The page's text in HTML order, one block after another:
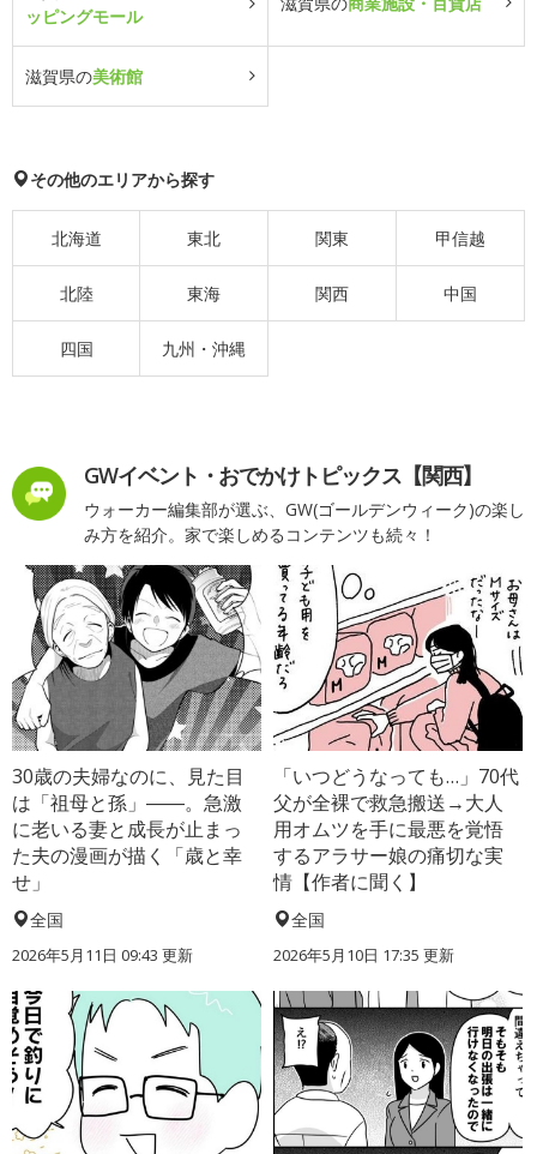
ッピングモール
滋賀県の美術館
その他のエリアから探す
北海道 東北 関東 甲信越
北陸 東海 関西 中国
四国 九州・沖縄
GWイベント・おでかけトピックス【関西】
ウォーカー編集部が選ぶ、GW(ゴールデンウィーク)の楽し
み方を紹介。家で楽しめるコンテンツも続々！
30歳の夫婦なのに、見た目
は「祖母と孫」――。急激
に老いる妻と成長が止まっ
た夫の漫画が描く「歳と幸
せ」
全国
2026年5月11日 09:43 更新
「いつどうなっても…」70代
父が全裸で救急搬送→大人
用オムツを手に最悪を覚悟
するアラサー娘の痛切な実
情【作者に聞く】
全国
2026年5月10日 17:35 更新